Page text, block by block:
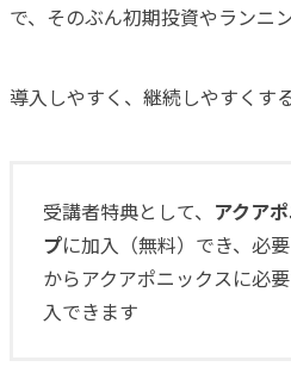
で、そのぶん初期投資やランニ
導入しやすく、継続しやすくす
受講者特典として、 アクア
プに加入（無料）でき、必
からアクアポニックスに必
入できます